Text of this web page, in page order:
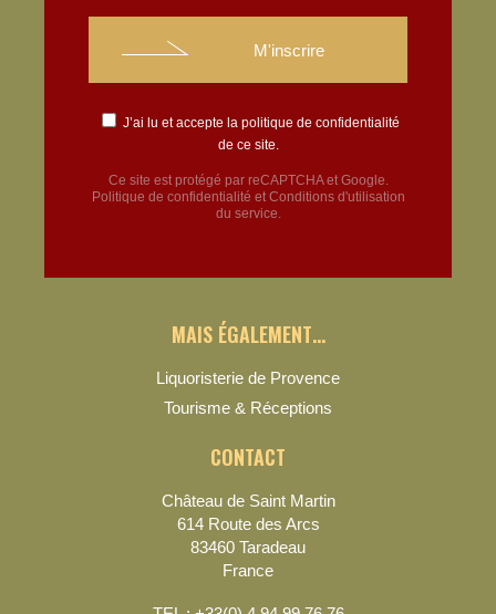
J’ai lu et accepte la politique de confidentialité
de ce site.
Ce site est protégé par reCAPTCHA et Google.
Politique de confidentialité et Conditions d'utilisation
du service.
MAIS ÉGALEMENT…
Liquoristerie de Provence
Tourisme & Réceptions
CONTACT
Château de Saint Martin
614 Route des Arcs
83460 Taradeau
France